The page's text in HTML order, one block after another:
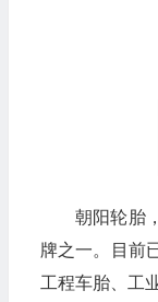
朝阳轮胎
牌之一。目前
工程车胎、工